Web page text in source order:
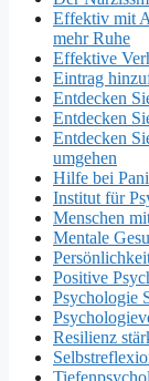
Effektiv mit
mehr Ruhe
Effektive
Eintrag
Entdecken
Entdecken
Entdecken
umgehen
Hilfe bei
Institut für
Menschen
Mentale
Positive
Psychologie
Resilienz